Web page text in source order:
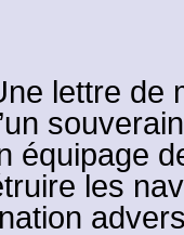
lettre de
équipage
les
nation